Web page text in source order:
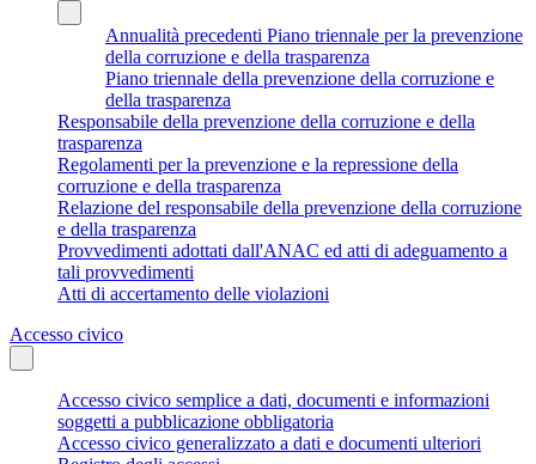
Annualità precedenti Piano triennale per la prevenzione
della corruzione e della trasparenza
Piano triennale della prevenzione della corruzione e
della trasparenza
Responsabile della prevenzione della corruzione e della
trasparenza
Regolamenti per la prevenzione e la repressione della
corruzione e della trasparenza
Relazione del responsabile della prevenzione della corruzione
e della trasparenza
Provvedimenti adottati dall'ANAC ed atti di adeguamento a
tali provvedimenti
Atti di accertamento delle violazioni
Accesso civico
Accesso civico semplice a dati, documenti e informazioni
soggetti a pubblicazione obbligatoria
Accesso civico generalizzato a dati e documenti ulteriori